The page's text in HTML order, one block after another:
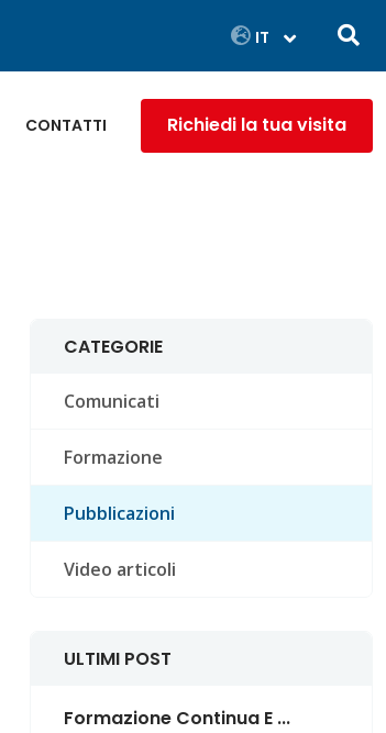
CONTATTI Richiedi la tua visita
CATEGORIE
Comunicati
Formazione
Pubblicazioni
Video articoli
ULTIMI POST
Formazione Continua E ...